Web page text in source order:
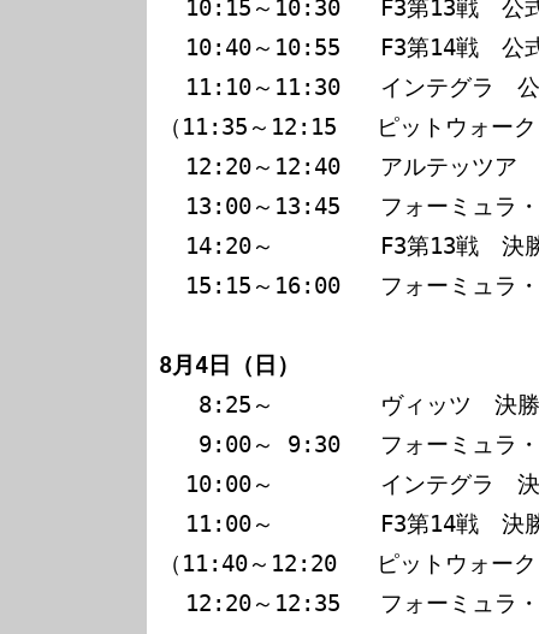
（11:35～12:15   ピットウォー
8月4日（日）
（11:40～12:20   ピットウォー